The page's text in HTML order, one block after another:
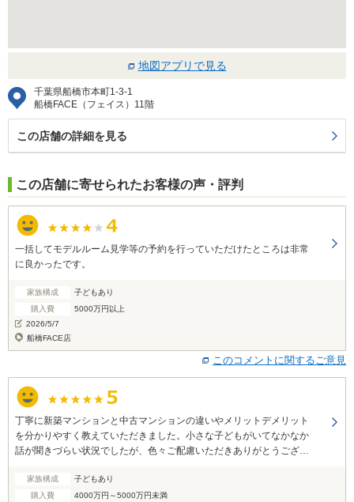
地図アプリで見る
千葉県船橋市本町1-3-1
船橋FACE（フェイス）11階
この店舗の詳細を見る
この店舗に寄せられたお客様の声・評判
一括してモデルルーム見学等の予約を行っていただけたところは非常
に良かったです。
家族構成
子どもあり
購入費
5000万円以上
2026/5/7
船橋FACE店
このコメントに関するご意見
丁寧に新築マンションと中古マンションの違いやメリットデメリット
を分かりやすく教えていただきました。小さな子どもがいてなかなか
話が聞きづらい状況でしたが、色々ご配慮いただきありがとうござい
相談させていただいたからだと思います。改めてありがとうございま
した！
家族構成
子どもあり
購入費
4000万円～5000万円未満